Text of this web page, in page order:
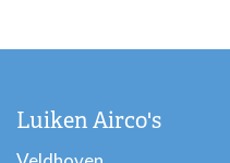
Luiken Airco's